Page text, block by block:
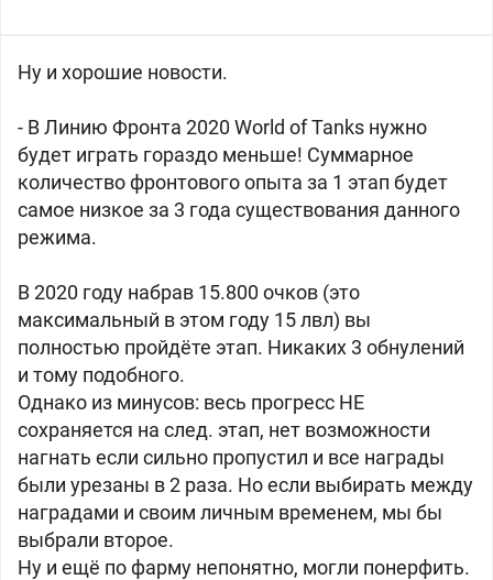
Ну и хорошие новости.
- В Линию Фронта 2020 World of Tanks нужно
будет играть гораздо меньше! Суммарное
количество фронтового опыта за 1 этап будет
самое низкое за 3 года существования данного
режима.
В 2020 году набрав 15.800 очков (это
максимальный в этом году 15 лвл) вы
полностью пройдёте этап. Никаких 3 обнулений
и тому подобного.
Однако из минусов: весь прогресс НЕ
сохраняется на след. этап, нет возможности
нагнать если сильно пропустил и все награды
были урезаны в 2 раза. Но если выбирать между
наградами и своим личным временем, мы бы
выбрали второе.
Ну и ещё по фарму непонятно, могли понерфить.